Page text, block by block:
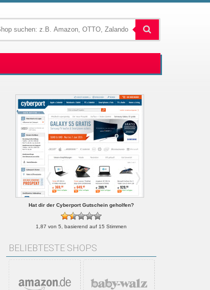
Hat dir der Cyberport Gutschein geholfen?
1,87 von 5, basierend auf 15 Stimmen
BELIEBTESTE SHOPS